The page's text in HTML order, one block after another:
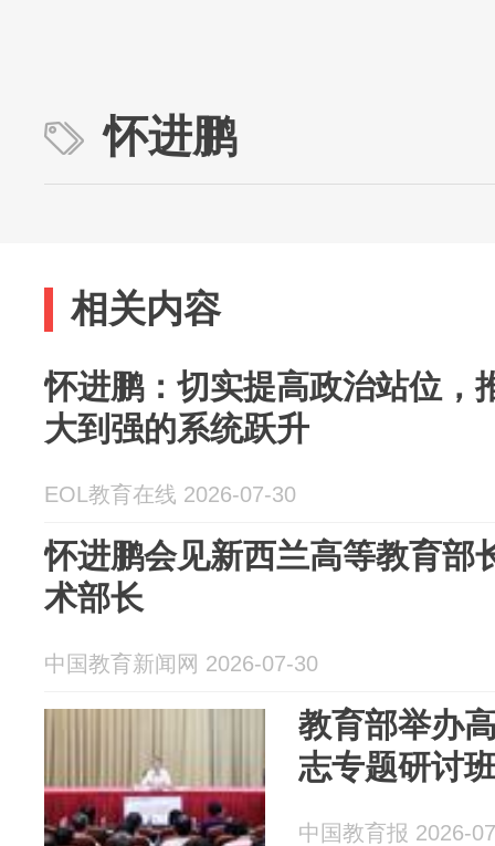
怀进鹏
相关内容
怀进鹏：切实提高政治站位，
大到强的系统跃升
EOL教育在线 2026-07-30
怀进鹏会见新西兰高等教育部
术部长
中国教育新闻网 2026-07-30
教育部举办
志专题研讨
中国教育报 2026-